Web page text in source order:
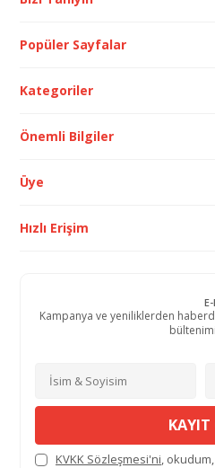
Popüler Sayfalar
Kategoriler
Önemli Bilgiler
Üye
Hızlı Erişim
Kampanya ve yeniliklerden
KAYIT
KVKK Sözleşmesi'ni,